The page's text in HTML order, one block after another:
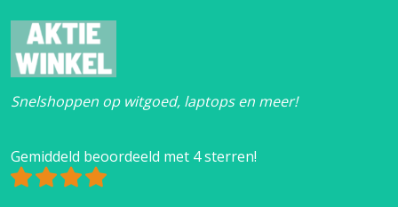
Snelshoppen op witgoed, laptops en meer!
Gemiddeld beoordeeld met 4 sterren!